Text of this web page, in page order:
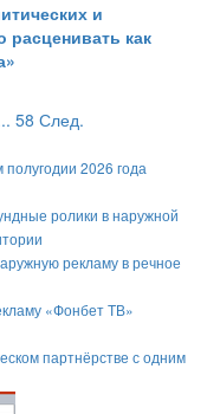
и
как
58 След.
2026 года
ролики в наружной
рекламу в речное
«Фонбет ТВ»
партнёрстве с одним